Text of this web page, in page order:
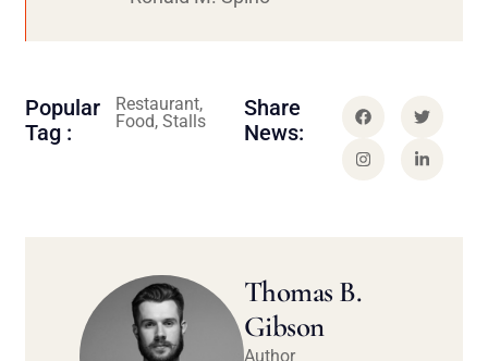
Popular
Tag :
Restaurant,
Food, Stalls
Share
News:
Thomas B.
Gibson
Author